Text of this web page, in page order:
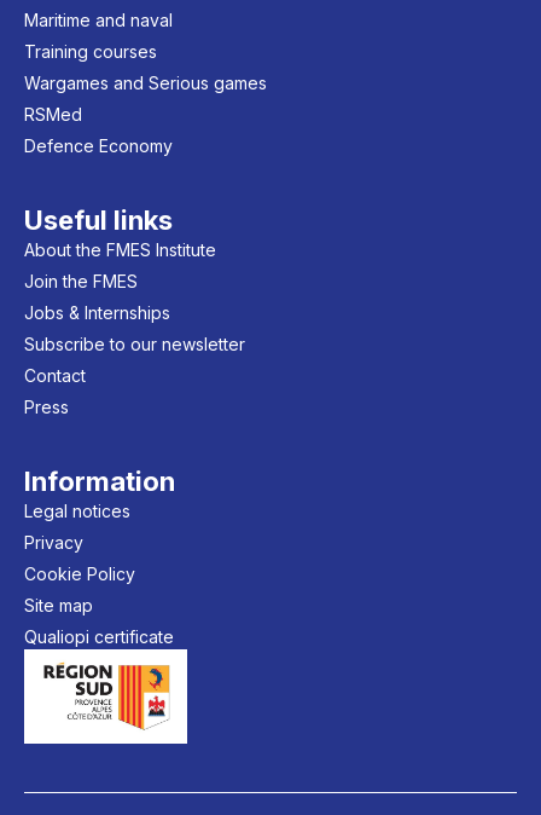
Maritime and naval
Training courses
Wargames and Serious games
RSMed
Defence Economy
Useful links
About the FMES Institute
Join the FMES
Jobs & Internships
Subscribe to our newsletter
Contact
Press
Information
Legal notices
Privacy
Cookie Policy
Site map
Qualiopi certificate